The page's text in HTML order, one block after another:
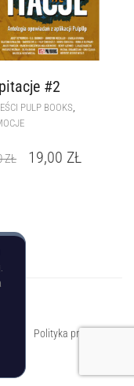
#2
PULP BOOKS
ZŁ 19,00 ZŁ
Polityka prywatności